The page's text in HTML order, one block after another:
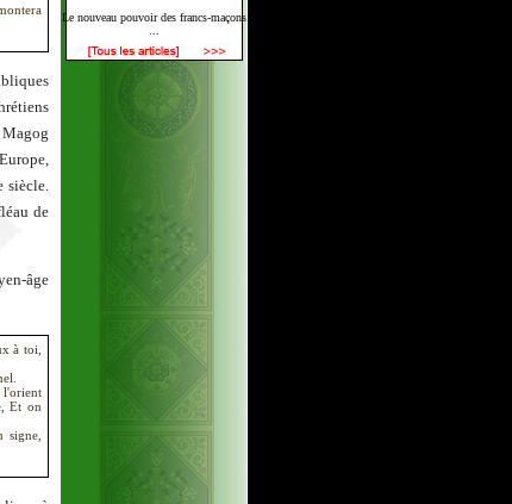
Le nouveau pouvoir des francs-maçons
siècle.
de
âge
à toi,
l'orient
Et on
signe,